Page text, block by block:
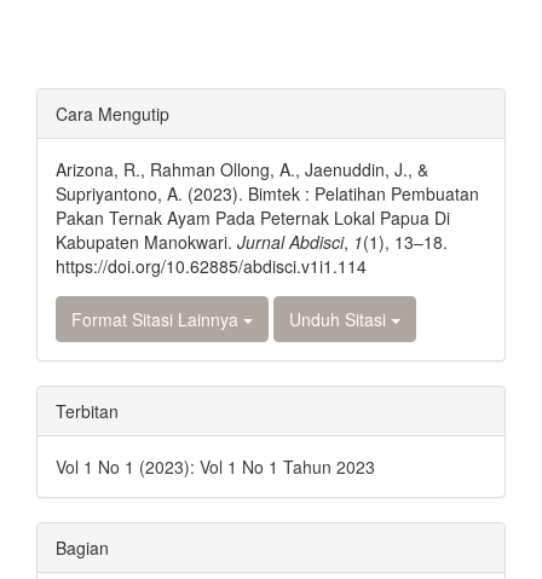
Rincian
Artikel
Cara Mengutip
Arizona, R., Rahman Ollong, A., Jaenuddin, J., &
Supriyantono, A. (2023). Bimtek : Pelatihan Pembuatan
Pakan Ternak Ayam Pada Peternak Lokal Papua Di
Kabupaten Manokwari. Jurnal Abdisci, 1(1), 13–18.
https://doi.org/10.62885/abdisci.v1i1.114
Format Sitasi Lainnya Unduh Sitasi
Terbitan
Vol 1 No 1 (2023): Vol 1 No 1 Tahun 2023
Bagian